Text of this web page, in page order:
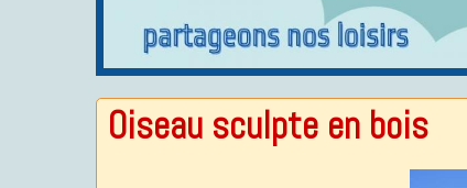
Oiseau sculpte en bois